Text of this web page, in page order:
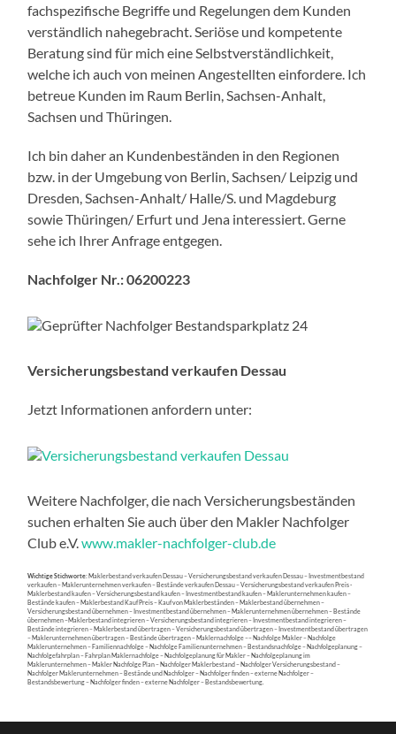
fachspezifische Begriffe und Regelungen dem Kunden
verständlich nahegebracht. Seriöse und kompetente
Beratung sind für mich eine Selbstverständlichkeit,
welche ich auch von meinen Angestellten einfordere. Ich
betreue Kunden im Raum Berlin, Sachsen-Anhalt,
Sachsen und Thüringen.
Ich bin daher an Kundenbeständen in den Regionen
bzw. in der Umgebung von Berlin, Sachsen/ Leipzig und
Dresden, Sachsen-Anhalt/ Halle/S. und Magdeburg
sowie Thüringen/ Erfurt und Jena interessiert. Gerne
sehe ich Ihrer Anfrage entgegen.
Nachfolger Nr.: 06200223
Versicherungsbestand verkaufen Dessau
Jetzt Informationen anfordern unter:
Weitere Nachfolger, die nach Versicherungsbeständen
suchen erhalten Sie auch über den Makler Nachfolger
Club e.V.www.makler-nachfolger-club.de
Wichtige Stichworte:Maklerbestand verkaufen Dessau – Versicherungsbestand verkaufen Dessau – Investmentbestand
verkaufen – Maklerunternehmen verkaufen – Bestände verkaufen Dessau – Versicherungsbestand verkaufen Preis -
Maklerbestand kaufen – Versicherungsbestand kaufen – Investmentbestand kaufen – Maklerunternehmen kaufen –
Bestände kaufen – Maklerbestand Kauf Preis – Kauf von Maklerbeständen – Maklerbestand übernehmen –
Versicherungsbestand übernehmen – Investmentbestand übernehmen – Maklerunternehmen übernehmen – Bestände
übernehmen –Maklerbestand integrieren – Versicherungsbestand integrieren – Investmentbestand integrieren –
Bestände integrieren – Maklerbestand übertragen – Versicherungsbestand übertragen – Investmentbestand übertragen
– Maklerunternehmen übertragen – Bestände übertragen – Maklernachfolge –– Nachfolge Makler – Nachfolge
Maklerunternehmen – Familiennachfolge – Nachfolge Familienunternehmen – Bestandsnachfolge – Nachfolgeplanung –
Nachfolgefahrplan – Fahrplan Maklernachfolge – Nachfolgeplanung für Makler – Nachfolgeplanung im
Maklerunternehmen – Makler Nachfolge Plan – Nachfolger Maklerbestand – Nachfolger Versicherungsbestand –
Nachfolger Maklerunternehmen – Bestände und Nachfolger – Nachfolger finden – externe Nachfolger –
Bestandsbewertung – Nachfolger finden – externe Nachfolger – Bestandsbewertung.